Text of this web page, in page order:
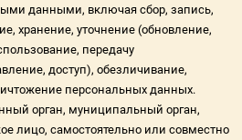
данными, включая сбор, запись,
хранение, уточнение (обновление,
передачу
доступ), обезличивание,
персональных данных.
орган, муниципальный орган,
лицо, самостоятельно или совместно